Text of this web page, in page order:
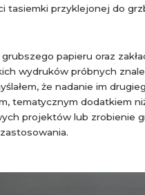
tasiemki przyklejonej do
papieru oraz
wydruków próbnych
że nadanie im
tematycznym dodatkiem
projektów lub zrobienie